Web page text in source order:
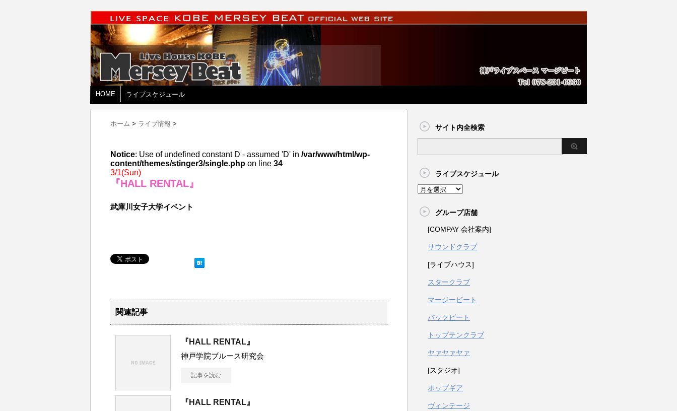
HOME ライブスケジュール
ホーム > ライブ情報 >
Notice: Use of undefined constant D - assumed 'D' in /var/www/html/wp-
content/themes/stinger3/single.php on line 34
3/1(Sun)
『HALL RENTAL』
武庫川女子大学イベント
関連記事
『HALL RENTAL』
神戸学院ブルース研究会
記事を読む
『HALL RENTAL』
サイト内全検索
ライブスケジュール
グループ店舗
[COMPAY 会社案内]
サウンドクラブ
[ライブハウス]
スタークラブ
マージービート
バックビート
トップテンクラブ
ヤァヤァヤァ
[スタジオ]
ポップギア
ヴィンテージ